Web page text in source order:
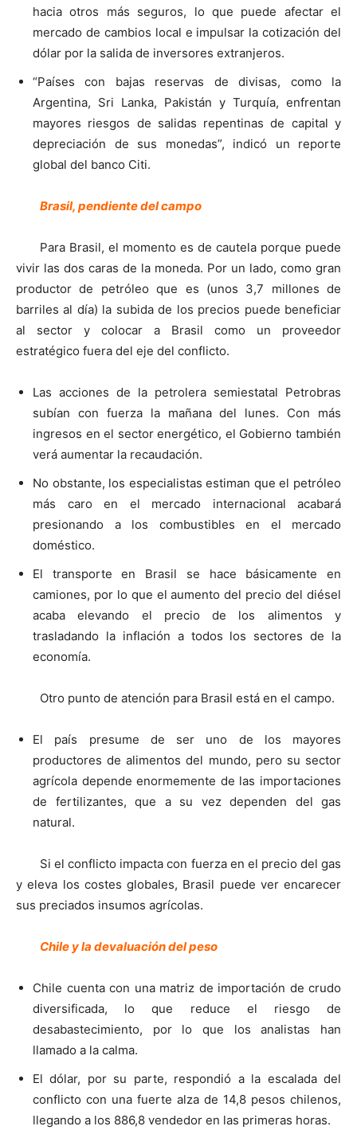
hacia otros más seguros, lo que puede afectar el
mercado de cambios local e impulsar la cotización del
dólar por la salida de inversores extranjeros.
“Países con bajas reservas de divisas, como la
Argentina, Sri Lanka, Pakistán y Turquía, enfrentan
mayores riesgos de salidas repentinas de capital y
depreciación de sus monedas”, indicó un reporte
global del banco Citi.
Brasil, pendiente del campo
Para Brasil, el momento es de cautela porque puede
vivir las dos caras de la moneda. Por un lado, como gran
productor de petróleo que es (unos 3,7 millones de
barriles al día) la subida de los precios puede beneficiar
al sector y colocar a Brasil como un proveedor
estratégico fuera del eje del conflicto.
Las acciones de la petrolera semiestatal Petrobras
subían con fuerza la mañana del lunes. Con más
ingresos en el sector energético, el Gobierno también
verá aumentar la recaudación.
No obstante, los especialistas estiman que el petróleo
más caro en el mercado internacional acabará
presionando a los combustibles en el mercado
doméstico.
El transporte en Brasil se hace básicamente en
camiones, por lo que el aumento del precio del diésel
acaba elevando el precio de los alimentos y
trasladando la inflación a todos los sectores de la
economía.
Otro punto de atención para Brasil está en el campo.
El país presume de ser uno de los mayores
productores de alimentos del mundo, pero su sector
agrícola depende enormemente de las importaciones
de fertilizantes, que a su vez dependen del gas
natural.
Si el conflicto impacta con fuerza en el precio del gas
y eleva los costes globales, Brasil puede ver encarecer
sus preciados insumos agrícolas.
Chile y la devaluación del peso
Chile cuenta con una matriz de importación de crudo
diversificada, lo que reduce el riesgo de
desabastecimiento, por lo que los analistas han
llamado a la calma.
El dólar, por su parte, respondió a la escalada del
conflicto con una fuerte alza de 14,8 pesos chilenos,
llegando a los 886,8 vendedor en las primeras horas.